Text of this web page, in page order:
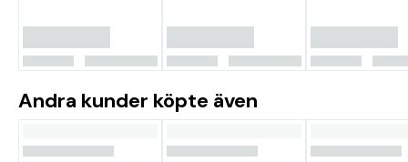
Andra kunder köpte även